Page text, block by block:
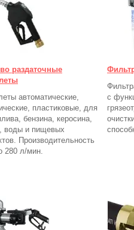
раздаточные
автоматические,
пластиковые, для
бензина, керосина,
воды и пищевых
Производительность
280 л/мин.
с